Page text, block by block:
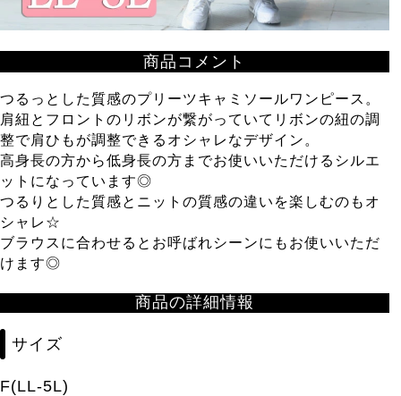
商品コメント
つるっとした質感のプリーツキャミソールワンピース。
肩紐とフロントのリボンが繋がっていてリボンの紐の調
整で肩ひもが調整できるオシャレなデザイン。
高身長の方から低身長の方までお使いいただけるシルエ
ットになっています◎
つるりとした質感とニットの質感の違いを楽しむのもオ
シャレ☆
ブラウスに合わせるとお呼ばれシーンにもお使いいただ
けます◎
商品の詳細情報
サイズ
F(LL-5L)